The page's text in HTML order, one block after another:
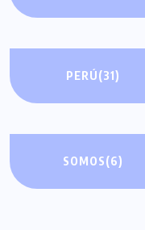
PERÚ(31)
SOMOS(6)